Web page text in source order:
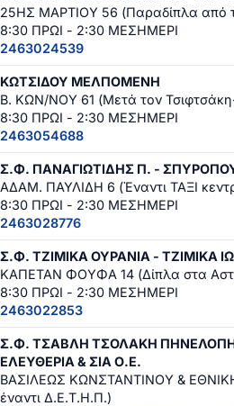
25ΗΣ ΜΑΡΤΙΟΥ 56 (Παραδίπλα από
8:30 ΠΡΩΙ - 2:30 ΜΕΣΗΜΕΡΙ
2463024539
ΚΩΤΣΙΔΟΥ ΜΕΛΠΟΜΕΝΗ
Β. ΚΩΝ/ΝΟΥ 61 (Μετά τον
8:30 ΠΡΩΙ - 2:30 ΜΕΣΗΜΕΡΙ
2463054688
Σ.Φ. ΠΑΝΑΓΙΩΤΙΔΗΣ Π. -
ΑΔΑΜ. ΠΑΥΛΙΔΗ 6 (Έναντι ΤΑΞΙ
8:30 ΠΡΩΙ - 2:30 ΜΕΣΗΜΕΡΙ
2463028776
Σ.Φ. ΤΖΙΜΙΚΑ ΟΥΡΑΝΙΑ - ΤΖΙΜΙΚΑ
ΚΑΠΕΤΑΝ ΦΟΥΦΑ 14 (Δίπλα στα
8:30 ΠΡΩΙ - 2:30 ΜΕΣΗΜΕΡΙ
2463022853
Σ.Φ. ΤΣΑΒΛΗ ΤΣΟΛΑΚΗ
ΕΛΕΥΘΕΡΙΑ & ΣΙΑ Ο.Ε.
ΒΑΣΙΛΕΩΣ ΚΩΝΣΤΑΝΤΙΝΟΥ &
έναντι Δ.Ε.Τ.Η.Π.)